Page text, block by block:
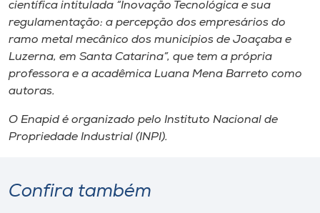
Museu
Unoesc
científica intitulada “Inovação Tecnológica e sua
regulamentação: a percepção dos empresários do
ramo metal mecânico dos municípios de Joaçaba e
Luzerna, em Santa Catarina”, que tem a própria
professora e a acadêmica Luana Mena Barreto como
autoras.
O Enapid é organizado pelo Instituto Nacional de
Propriedade Industrial (INPI).
Confira também